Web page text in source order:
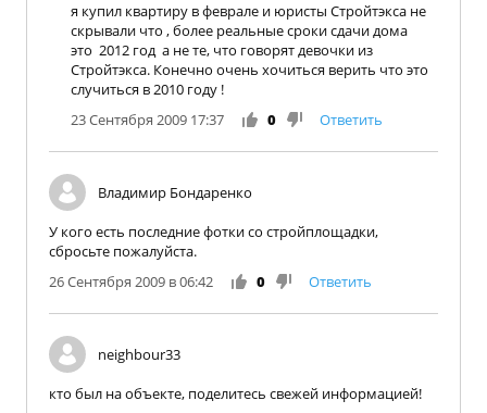
я купил квартиру в феврале и юристы Стройтэкса не
скрывали что , более реальные сроки сдачи дома
это 2012 год а не те, что говорят девочки из
Стройтэкса. Конечно очень хочиться верить что это
случиться в 2010 году !
23 Сентября 2009 17:37
0 Ответить
Владимир Бондаренко
У кого есть последние фотки со стройплощадки,
сбросьте пожалуйста.
26 Сентября 2009 в 06:42
0 Ответить
neighbour33
кто был на объекте, поделитесь свежей информацией!